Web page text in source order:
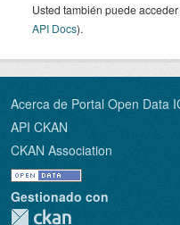
Usted también puede
API Docs).
Acerca de Portal Open Data
API CKAN
CKAN Association
Gestionado con